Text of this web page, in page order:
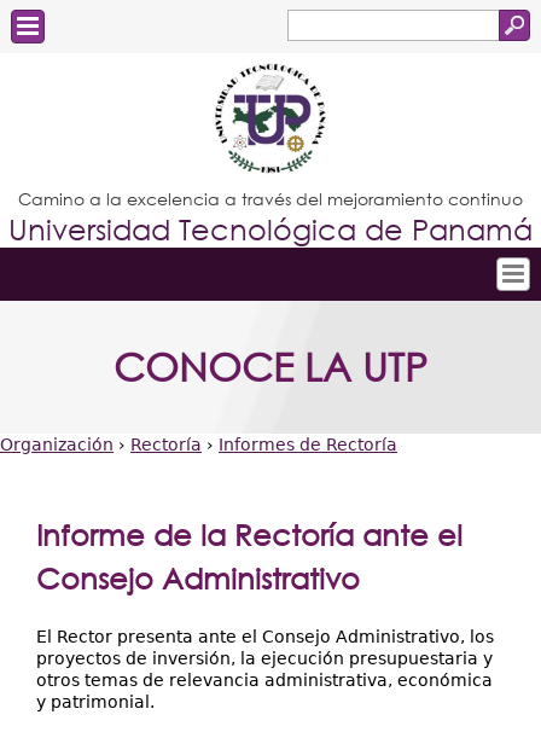
de
búsqueda
Estudiantes
Docentes
Administrativos
Graduados
Camino a la excelencia a través del mejoramiento continuo
Universidad Tecnológica de Panamá
Conoce la UTP
Investigación
Extensión
Facultades
Centros Regionales
Servicios
CONOCE LA UTP
está
aquí
Organización › Rectoría › Informes de Rectoría
Informe de la Rectoría ante el
Consejo Administrativo
El Rector presenta ante el Consejo Administrativo, los
proyectos de inversión, la ejecución presupuestaria y
otros temas de relevancia administrativa, económica
y patrimonial.